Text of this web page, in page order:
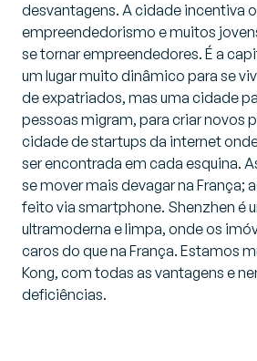
desvantagens. A cidade incentiva o
empreendedorismo e muitos
se tornar empreendedores. É a
um lugar muito dinâmico para se
de expatriados, mas uma cidade
pessoas migram, para criar novos
cidade de startups da internet
ser encontrada em cada esquina.
se mover mais devagar na França;
feito via smartphone. Shenzhen é
ultramoderna e limpa, onde os
caros do que na França. Estamos
Kong, com todas as vantagens e
deficiências.